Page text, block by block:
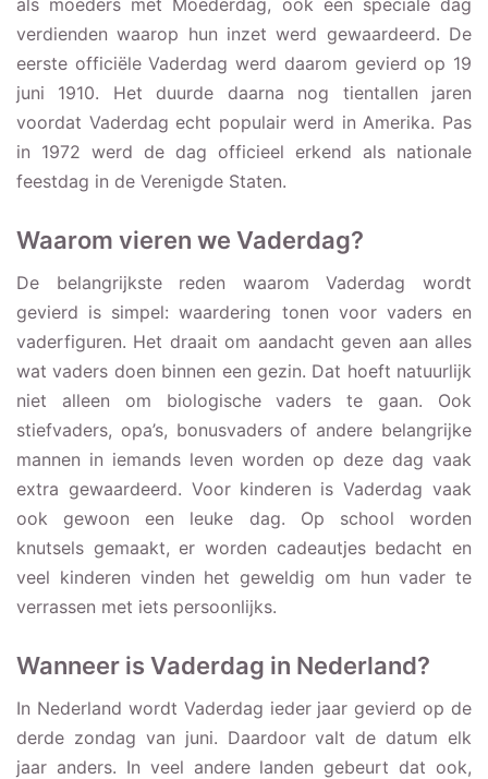
verdienden waarop hun inzet werd gewaardeerd. De
eerste officiële Vaderdag werd daarom gevierd op 19
juni 1910. Het duurde daarna nog tientallen jaren
voordat Vaderdag echt populair werd in Amerika. Pas
in 1972 werd de dag officieel erkend als nationale
feestdag in de Verenigde Staten.
Waarom vieren we Vaderdag?
De belangrijkste reden waarom Vaderdag wordt
gevierd is simpel: waardering tonen voor vaders en
vaderfiguren. Het draait om aandacht geven aan alles
wat vaders doen binnen een gezin. Dat hoeft natuurlijk
niet alleen om biologische vaders te gaan. Ook
stiefvaders, opa’s, bonusvaders of andere belangrijke
mannen in iemands leven worden op deze dag vaak
extra gewaardeerd. Voor kinderen is Vaderdag vaak
ook gewoon een leuke dag. Op school worden
knutsels gemaakt, er worden cadeautjes bedacht en
veel kinderen vinden het geweldig om hun vader te
verrassen met iets persoonlijks.
Wanneer is Vaderdag in Nederland?
In Nederland wordt Vaderdag ieder jaar gevierd op de
derde zondag van juni. Daardoor valt de datum elk
jaar anders. In veel andere landen gebeurt dat ook,